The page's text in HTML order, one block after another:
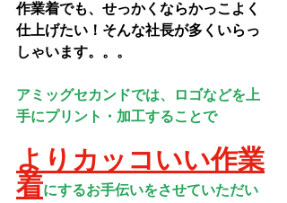
作業着でも、せっかくならかっこよく
仕上げたい！そんな社長が多くいらっ
しゃいます。。。
アミッグセカンドでは、ロゴなどを上
手にプリント・加工することで
よりカッコいい作業
着にするお手伝いをさせていただい